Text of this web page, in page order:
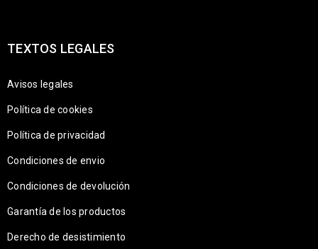
TEXTOS LEGALES
Avisos legales
Política de cookies
Política de privacidad
Condiciones de envio
Condiciones de devolución
Garantía de los productos
Derecho de desistimiento